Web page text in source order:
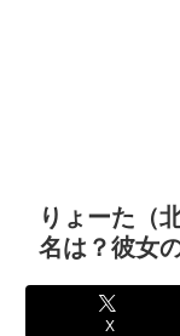
りょーた（
名は？彼女
X